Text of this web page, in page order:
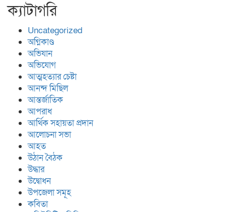
ক্যাটাগরি
Uncategorized
অগ্নিকাণ্ড
অভিযান
অভিযোগ
আত্মহত্যার চেষ্টা
আনন্দ মিছিল
আন্তর্জাতিক
আপরাধ
আর্থিক সহায়তা প্রদান
আলোচনা সভা
আহত
উঠান বৈঠক
উদ্ধার
উদ্বোধন
উপজেলা সমূহ
কবিতা